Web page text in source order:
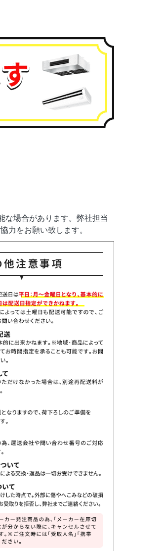
な場合があります。弊社担当
力をお願い致します。